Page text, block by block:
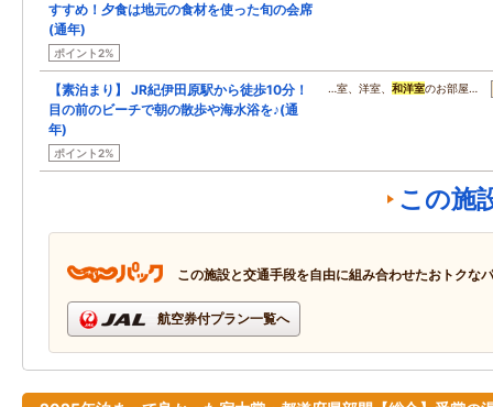
すすめ！夕食は地元の食材を使った旬の会席
(通年)
ポイント2%
【素泊まり】 JR紀伊田原駅から徒歩10分！
目の前のビーチで朝の散歩や海水浴を♪(通
年)
ポイント2%
…室、洋室、 和洋室のお部屋…
この施
この施設と交通手段を自由に組み合わせたおトクな
航空券付プラン一覧へ